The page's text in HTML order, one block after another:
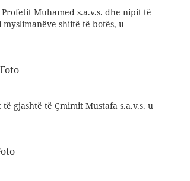
Muhamed s.a.v.s. dhe nipit të
shiitë të botës, u
gjashtë të Çmimit Mustafa s.a.v.s. u